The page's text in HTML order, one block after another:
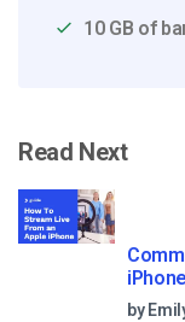
10 GB of
Read Next
by